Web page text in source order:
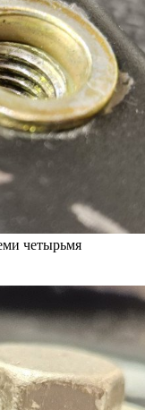
четырьмя